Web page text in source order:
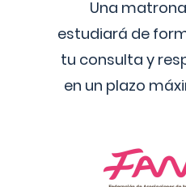
Una
estudiará de
tu consulta y
en un plazo